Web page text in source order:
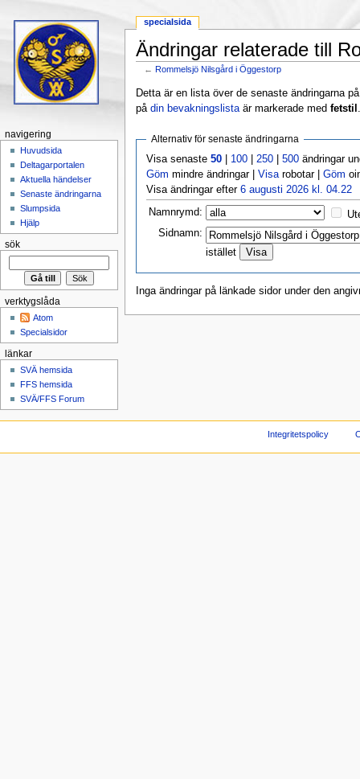
Ändringar relaterade till
←Rommelsjö Nilsgård i Öggestorp
Detta är en lista över de senaste ändringarna
på din bevakningslistaär markerade med fetstil
Alternativ för senaste ändringarna
Visa senaste50 100 250 |500 ändringar
Göm mindre ändringar |Visa robotar |Göm
Visa ändringar efter6 augusti 2026 kl. 04.22
Namnrymd:
Sidnamn:
istället
Inga ändringar på länkade sidor under den
specialsida
navigering
Huvudsida
Deltagarportalen
Aktuella händelser
Senaste ändringarna
Slumpsida
Hjälp
sök
verktygslåda
Atom
Specialsidor
länkar
SVÄ hemsida
FFS hemsida
SVÄ/FFS Forum
Integritetspolicy